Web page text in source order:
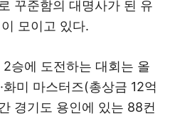
꾸준함의 대명사가 된 유
모이고 있다.
승에 도전하는 대회는 올
미 마스터즈(총상금 12억
경기도 용인에 있는 88컨